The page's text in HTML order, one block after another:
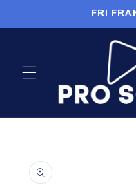
FRI
product
information